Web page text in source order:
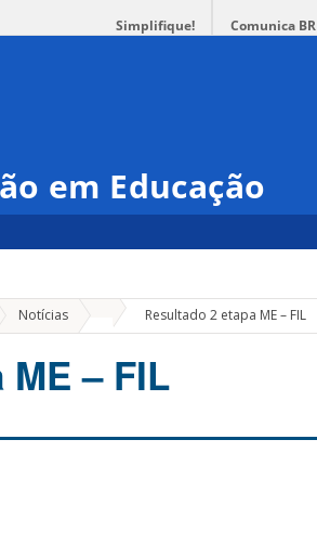
Simplifique! Comunica BR
em Educação
Notícias Resultado 2 etapa ME – FIL
– FIL